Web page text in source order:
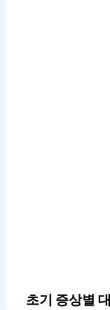
초기 증상별